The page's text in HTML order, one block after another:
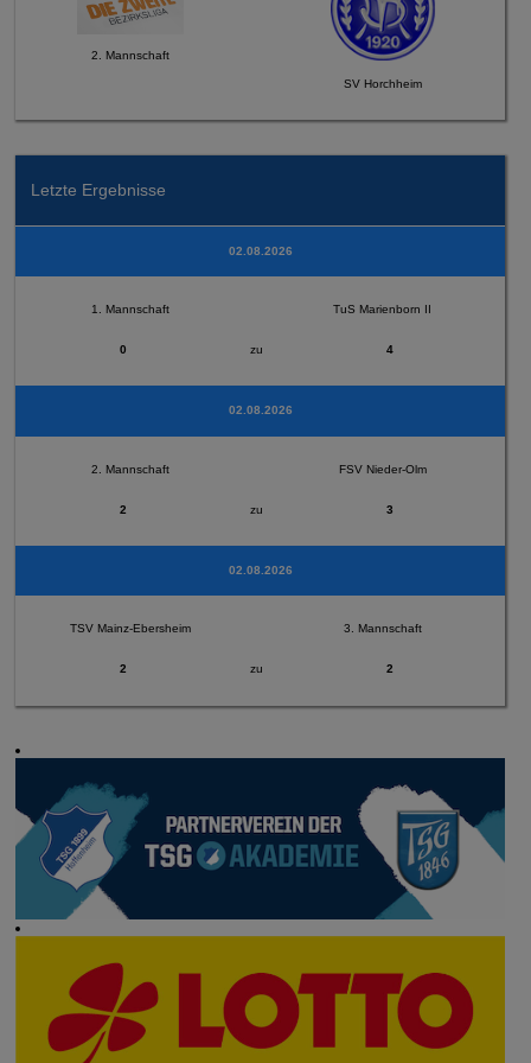
2. Mannschaft
SV Horchheim
Letzte Ergebnisse
02.08.2026
1. Mannschaft TuS Marienborn II
0 zu 4
02.08.2026
2. Mannschaft FSV Nieder-Olm
2 zu 3
02.08.2026
TSV Mainz-Ebersheim 3. Mannschaft
2 zu 2